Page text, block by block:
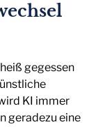
gegessen
KI immer
geradezu eine